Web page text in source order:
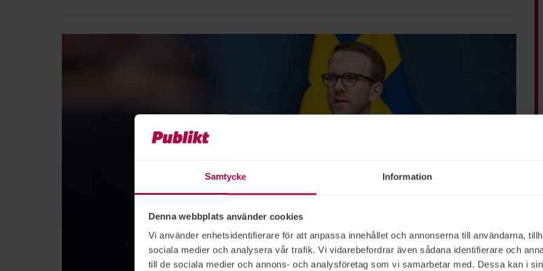
Samtycke Information
Denna webbplats använder cookies
Vi använder enhetsidentifierare för att anpassa innehållet och annonserna till användarna,
sociala medier och analysera vår trafik. Vi vidarebefordrar även sådana identifierare och
till de sociala medier och annons- och analysföretag som vi samarbetar med. Dessa kan i